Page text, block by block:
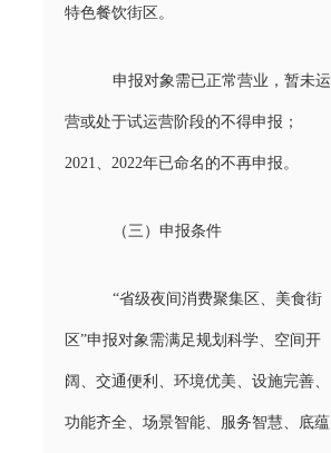
特色餐饮街区。
申报对象需已正常营业，暂未运
营或处于试运营阶段的不得申报；
2021、2022年已命名的不再申报。
（三）申报条件
“省级夜间消费聚集区、美食街
区”申报对象需满足规划科学、空间开
阔、交通便利、环境优美、设施完善、
功能齐全、场景智能、服务智慧、底蕴